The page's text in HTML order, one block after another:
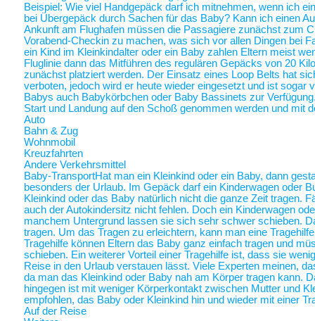
Beispiel: Wie viel Handgepäck darf ich mitnehmen, wenn ich
bei Übergepäck durch Sachen für das Baby? Kann ich einen
Ankunft am Flughafen müssen die Passagiere zunächst zum
Vorabend-Checkin zu machen, was sich vor allen Dingen bei
ein Kind im Kleinkindalter oder ein Baby zahlen Eltern meist
Fluglinie dann das Mitführen des regulären Gepäcks von 20
zunächst platziert werden. Der Einsatz eines Loop Belts hat
verboten, jedoch wird er heute wieder eingesetzt und ist sogar
Babys auch Babykörbchen oder Baby Bassinets zur
Start und Landung auf den Schoß genommen werden und mit
Auto
Bahn & Zug
Wohnmobil
Kreuzfahrten
Andere Verkehrsmittel
Baby-TransportHat man ein Kleinkind oder ein Baby, dann
besonders der Urlaub. Im Gepäck darf ein Kinderwagen oder
Kleinkind oder das Baby natürlich nicht die ganze Zeit tragen.
auch der Autokindersitz nicht fehlen. Doch ein Kinderwagen
manchem Untergrund lassen sie sich sehr schwer schieben.
tragen. Um das Tragen zu erleichtern, kann man eine
Tragehilfe können Eltern das Baby ganz einfach tragen und
schieben. Ein weiterer Vorteil einer Tragehilfe ist, dass sie
Reise in den Urlaub verstauen lässt. Viele Experten meinen,
da man das Kleinkind oder Baby nah am Körper tragen kann.
hingegen ist mit weniger Körperkontakt zwischen Mutter und
empfohlen, das Baby oder Kleinkind hin und wieder mit einer
Auf der Reise